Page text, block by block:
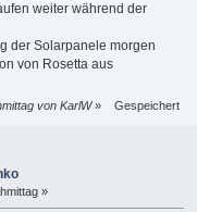
weiter während der
der Solarpanele morgen
von Rosetta aus
von KarlW» Gespeichert
»